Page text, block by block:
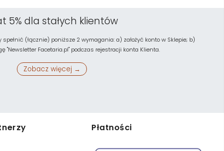
5% dla stałych klientów
(łącznie) poniższe 2 wymagania: a) założyć konto w Sklepie; b)
"Newsletter Facetaria.pl" podczas rejestracji konta Klienta.
Zobacz więcej →
Płatności